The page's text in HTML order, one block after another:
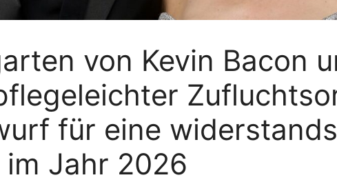
von Kevin Bacon
für eine
Jahr 2026